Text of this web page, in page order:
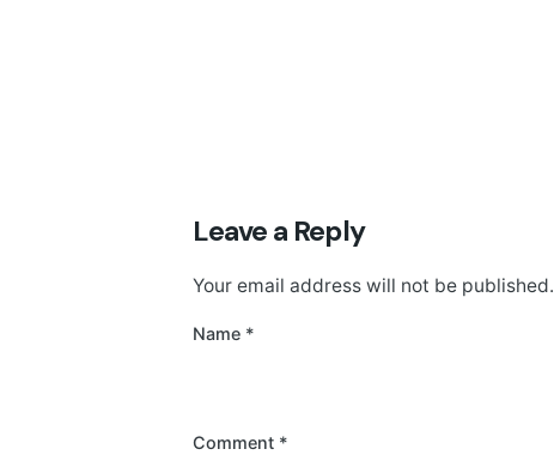
Leave a Reply
Your email address will not be published.
Name *
Comment *